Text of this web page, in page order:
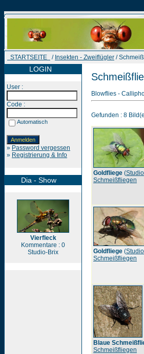
STARTSEITE / Insekten - Zweiflügler /
LOGIN
User :
Code :
Automatisch
» Password vergessen
» Registrierung & Info
Dia - Show
Vierfleck
Kommentare : 0
Studio-Brix
Blowflies -
Gefunden : 8
Goldfliege (
Schmeißfliegen
Goldfliege (
Schmeißfliegen
Blaue
Schmeißfliegen